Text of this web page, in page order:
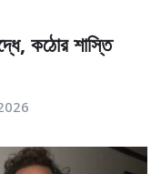
কঠোর শাস্তি